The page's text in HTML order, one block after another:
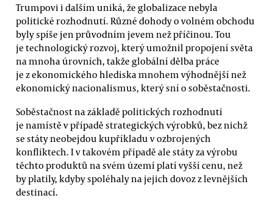
Trumpovi i dalším uniká, že globalizace nebyla
politické rozhodnutí. Různé dohody o volném obchodu
byly spíše jen průvodním jevem než příčinou. Tou
je technologický rozvoj, který umožnil propojení světa
na mnoha úrovních, takže globální dělba práce
je z ekonomického hlediska mnohem výhodnější než
ekonomický nacionalismus, který sní o soběstačnosti.
Soběstačnost na základě politických rozhodnutí
je namístě v případě strategických výrobků, bez nichž
se státy neobejdou kupříkladu v ozbrojených
konfliktech. I v takovém případě ale státy za výrobu
těchto produktů na svém území platí vyšší cenu, než
by platily, kdyby spoléhaly na jejich dovoz z levnějších
destinací.